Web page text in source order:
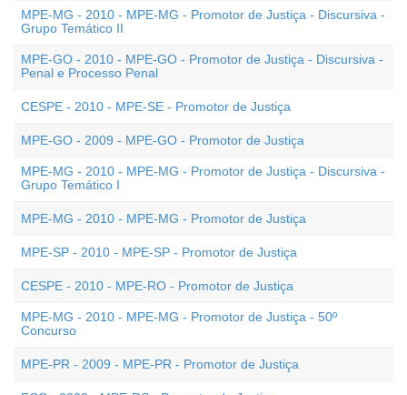
MPE-MG - 2010 - MPE-MG - Promotor de Justiça - Discursiva -
Grupo Temático II
MPE-GO - 2010 - MPE-GO - Promotor de Justiça - Discursiva -
Penal e Processo Penal
CESPE - 2010 - MPE-SE - Promotor de Justiça
MPE-GO - 2009 - MPE-GO - Promotor de Justiça
MPE-MG - 2010 - MPE-MG - Promotor de Justiça - Discursiva -
Grupo Temático I
MPE-MG - 2010 - MPE-MG - Promotor de Justiça
MPE-SP - 2010 - MPE-SP - Promotor de Justiça
CESPE - 2010 - MPE-RO - Promotor de Justiça
MPE-MG - 2010 - MPE-MG - Promotor de Justiça - 50º
Concurso
MPE-PR - 2009 - MPE-PR - Promotor de Justiça